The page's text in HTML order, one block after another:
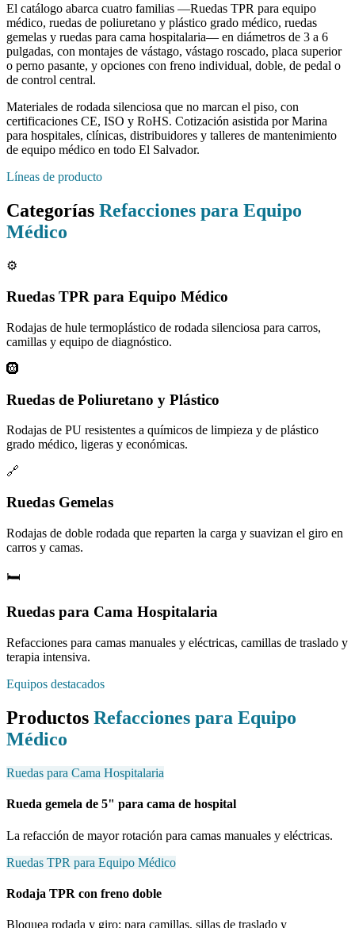
El catálogo abarca cuatro familias —Ruedas TPR para equipo
médico, ruedas de poliuretano y plástico grado médico, ruedas
gemelas y ruedas para cama hospitalaria— en diámetros de 3 a 6
pulgadas, con montajes de vástago, vástago roscado, placa superior
o perno pasante, y opciones con freno individual, doble, de pedal o
de control central.
Materiales de rodada silenciosa que no marcan el piso, con
certificaciones CE, ISO y RoHS. Cotización asistida por Marina
para hospitales, clínicas, distribuidores y talleres de mantenimiento
de equipo médico en todo El Salvador.
Líneas de producto
Categorías Refacciones para Equipo
Médico
⚙️
Ruedas TPR para Equipo Médico
Rodajas de hule termoplástico de rodada silenciosa para carros,
camillas y equipo de diagnóstico.
🛞
Ruedas de Poliuretano y Plástico
Rodajas de PU resistentes a químicos de limpieza y de plástico
grado médico, ligeras y económicas.
🔗
Ruedas Gemelas
Rodajas de doble rodada que reparten la carga y suavizan el giro en
carros y camas.
🛏️
Ruedas para Cama Hospitalaria
Refacciones para camas manuales y eléctricas, camillas de traslado y
terapia intensiva.
Equipos destacados
Productos Refacciones para Equipo
Médico
Ruedas para Cama Hospitalaria
Rueda gemela de 5" para cama de hospital
La refacción de mayor rotación para camas manuales y eléctricas.
Ruedas TPR para Equipo Médico
Rodaja TPR con freno doble
Bloquea rodada y giro; para camillas, sillas de traslado y